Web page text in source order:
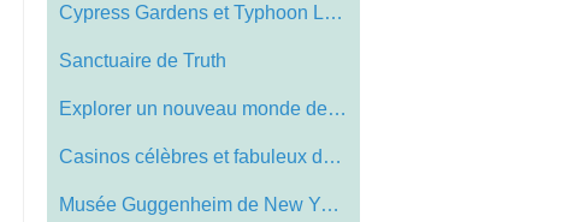
Cypress Gardens et Typhoon Lagoon de Dis…
Sanctuaire de Truth
Explorer un nouveau monde de sensations …
Casinos célèbres et fabuleux dans <p> …
Musée Guggenheim de New York- Visite Th…